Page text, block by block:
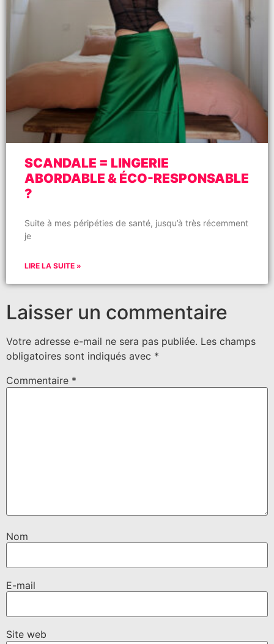
SCANDALE = LINGERIE
ABORDABLE & ÉCO-RESPONSABLE
?
Suite à mes péripéties de santé, jusqu’à très récemment
je
LIRE LA SUITE »
Laisser un commentaire
Votre adresse e-mail ne sera pas publiée. Les champs
obligatoires sont indiqués avec *
Commentaire *
Nom
E-mail
Site web